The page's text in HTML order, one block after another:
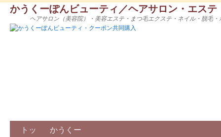
かうくーぽんビューティ／ヘアサロン・エス
ヘアサロン（美容院）・美容エステ・まつ毛エクステ・ネイル・脱毛
トッ かうくー